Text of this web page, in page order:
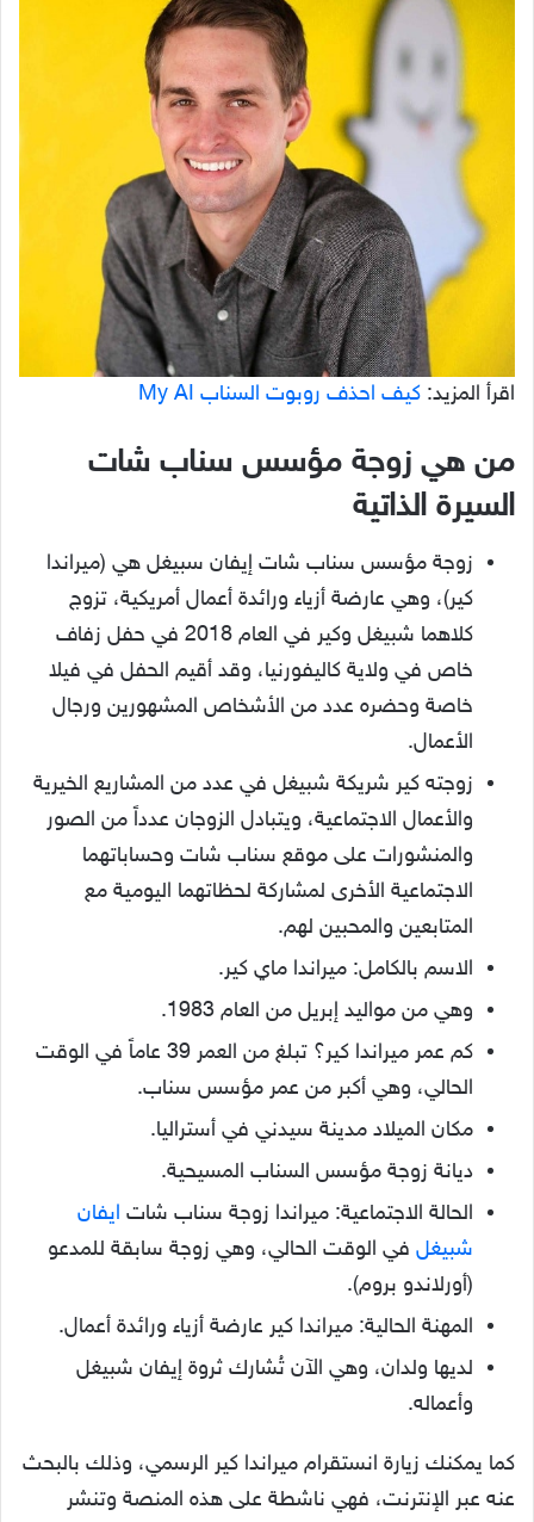
اقرأ المزيد: كيف احذف روبوت السناب My AI
من هي زوجة مؤسس سناب شات
السيرة الذاتية
زوجة مؤسس سناب شات إيفان سبيغل هي (ميراندا
كير)، وهي عارضة أزياء ورائدة أعمال أمريكية، تزوج
كلاهما شبيغل وكير في العام 2018 في حفل زفاف
خاص في ولاية كاليفورنيا، وقد أقيم الحفل في فيلا
خاصة وحضره عدد من الأشخاص المشهورين ورجال
الأعمال.
زوجته كير شريكة شبيغل في عدد من المشاريع الخيرية
والأعمال الاجتماعية، ويتبادل الزوجان عدداً من الصور
والمنشورات على موقع سناب شات وحساباتهما
الاجتماعية الأخرى لمشاركة لحظاتهما اليومية مع
المتابعين والمحبين لهم.
الاسم بالكامل: ميراندا ماي كير.
وهي من مواليد إبريل من العام 1983.
كم عمر ميراندا كير؟ تبلغ من العمر 39 عاماً في الوقت
الحالي، وهي أكبر من عمر مؤسس سناب.
مكان الميلاد مدينة سيدني في أستراليا.
ديانة زوجة مؤسس السناب المسيحية.
الحالة الاجتماعية: ميراندا زوجة سناب شات ايفان
شبيغل في الوقت الحالي، وهي زوجة سابقة للمدعو
(أورلاندو بروم).
المهنة الحالية: ميراندا كير عارضة أزياء ورائدة أعمال.
لديها ولدان، وهي الآن تُشارك ثروة إيفان شبيغل
وأعماله.
كما يمكنك زيارة انستقرام ميراندا كير الرسمي، وذلك بالبحث
عنه عبر الإنترنت، فهي ناشطة على هذه المنصة وتنشر